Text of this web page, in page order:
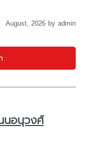
August, 2026 by admin
นอนุวงศ์